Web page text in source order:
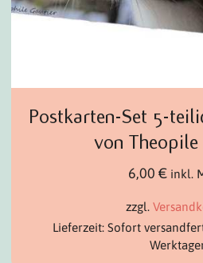
Postkarten-Set 5-
von
6,00 € inkl.
zzgl.
Lieferzeit: Sofort